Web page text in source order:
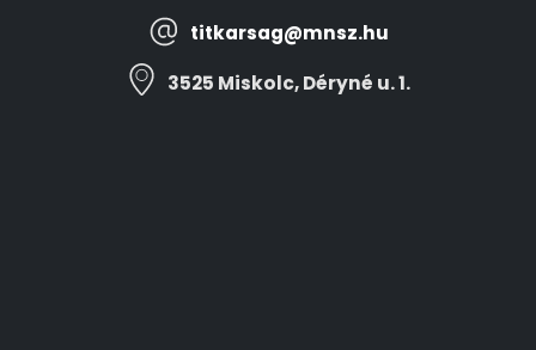
titkarsag@mnsz.hu
3525 Miskolc, Déryné u. 1.